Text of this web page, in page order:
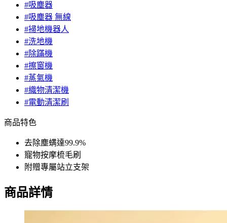
#吸塵器
#吸塵器 無線
#掃地機器人
#洗地機
#除蹣機
#擦窗機
#蒸氣機
#織物清潔機
#電動清潔刷
商品特色
去除塵螨達99.9%
寵物按摩梳毛刷
附贈專屬站立支架
商品詳情